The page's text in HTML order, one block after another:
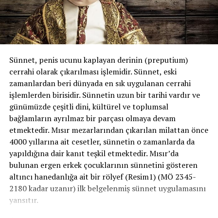
lokal ilaç seçenekleri, bitkisel çözümler, biofeedback ve
boşalma refleksini kontrol etmeyi hedefleyen cinsel
egzersizler kişiye özel olarak planlanır.
Tedavide, erken boşalmanın altında yatan organik ve
psikolojik faktörleri bulmak için ayrıntılı bir sağlık
öyküsüne ek olarak, fizik muayene ve bazen de ileri tanı
tetkiklerinden yararlanılıyor. Altta yatan organik bir
neden bulunduğunda, öncelikle bu sebep ortadan
kaldırılıyor. Bu noktadan sonra erken boşalmanın
tedavisi sistemik ve lokal ilaçlar ve cinsel terapi
egzersizleriyle yapılıyor.Hekimin önereceği geciktirici
krem ve jellerden yararlanılabiliyor. Erken boşalmaya
eşlik eden sertleşme sorunu da bulunuyorsa, bu şikayete
yönelik tedavi de veriliyor. İçeriğinden emin olunmayan
ürünlerde ise allerjik reaksiyonlar, döküntü-yanma-
şişlik-ödem ve cinsel fonksiyon kayıpları gibi
komplikasyonlar yaşanabileceğini unutmayın.
Sünnet, penis ucunu kaplayan derinin (preputium)
cerrahi olarak çıkarılması işlemidir. Sünnet, eski
zamanlardan beri dünyada en sık uygulanan cerrahi
işlemlerden birisidir. Sünnetin uzun bir tarihi vardır ve
günümüzde çeşitli dini, kültürel ve toplumsal
bağlamların ayrılmaz bir parçası olmaya devam
etmektedir. Mısır mezarlarından çıkarılan milattan önce
4000 yıllarına ait cesetler, sünnetin o zamanlarda da
yapıldığına dair kanıt teşkil etmektedir. Mısır’da
bulunan ergen erkek çocuklarının sünnetini gösteren
altıncı hanedanlığa ait bir rölyef (Resim1) (MÖ 2345-
2180 kadar uzanır) ilk belgelenmiş sünnet uygulamasını
yansıtır.